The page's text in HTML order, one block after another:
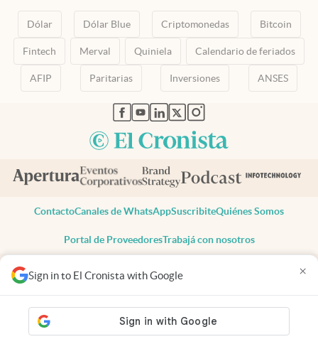
Sign in to El Cronista with Google ×
Dólar Dólar Blue Criptomonedas Bitcoin
Fintech Merval Quiniela Calendario de feriados
AFIP Paritarias Inversiones ANSES
abre en nueva pestaña
abre en nueva pestaña
abre en nueva pestaña
abre en nueva pestaña
abre en nueva pestaña
ContactoCanales de WhatsAppSuscribiteQuiénes Somos
Portal de ProveedoresTrabajá con nosotros
Todos los derechos reservados
Privacidad
Consentimiento
Tel:+54 11 7078-3270